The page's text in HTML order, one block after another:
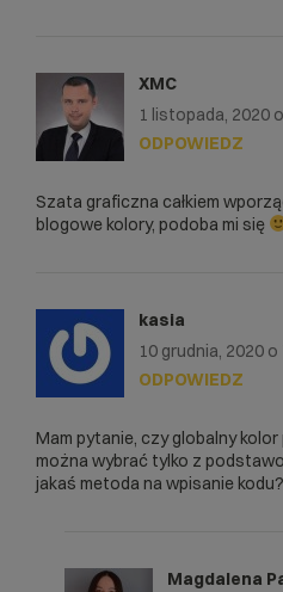
XMC
1 listopada, 2020
Szata graficzna całkiem
blogowe kolory, podoba mi się
ODPOWIEDZ
kasia
10 grudnia, 2020 o
Mam pytanie, czy globalny
można wybrać tylko z
jakaś metoda na wpisanie kodu?
ODPOWIEDZ
Magdalena